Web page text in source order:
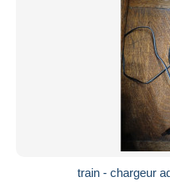
Kostenloser Versand
Zahlungsmethoden
PayPal
Mastercard
Bancontact
iDeal
train - chargeur